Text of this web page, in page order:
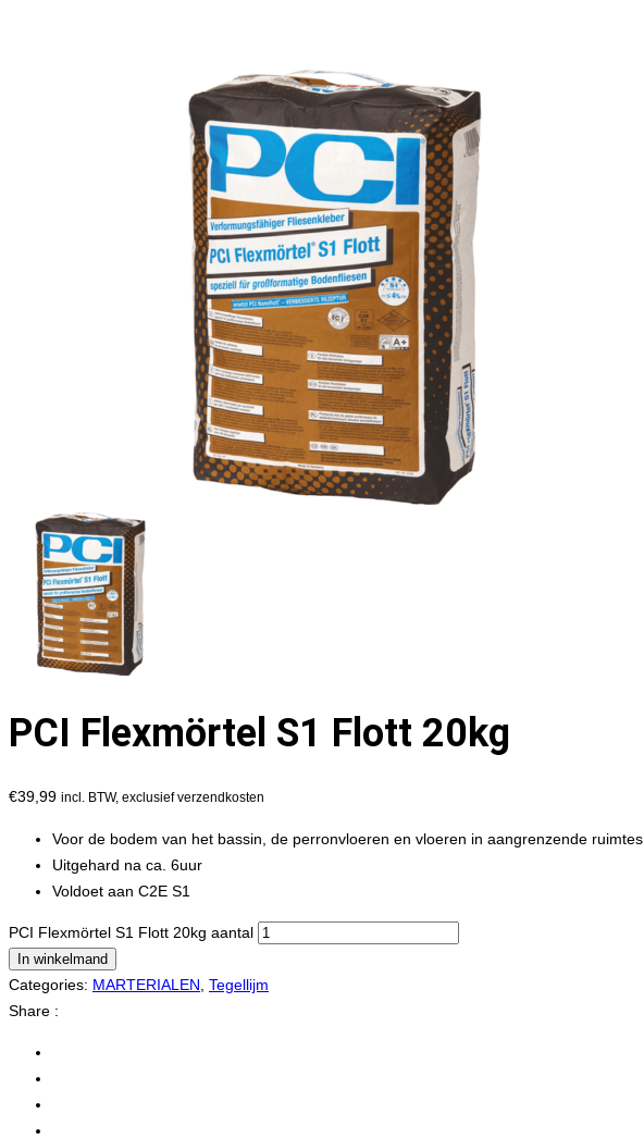
PCI Flexmörtel S1 Flott 20kg
€39,99 incl. BTW, exclusief verzendkosten
Voor de bodem van het bassin, de perronvloeren en vloeren in aangrenzende ruimtes
Uitgehard na ca. 6uur
Voldoet aan C2E S1
PCI Flexmörtel S1 Flott 20kg aantal
In winkelmand
Categories: MARTERIALEN, Tegellijm
Share :